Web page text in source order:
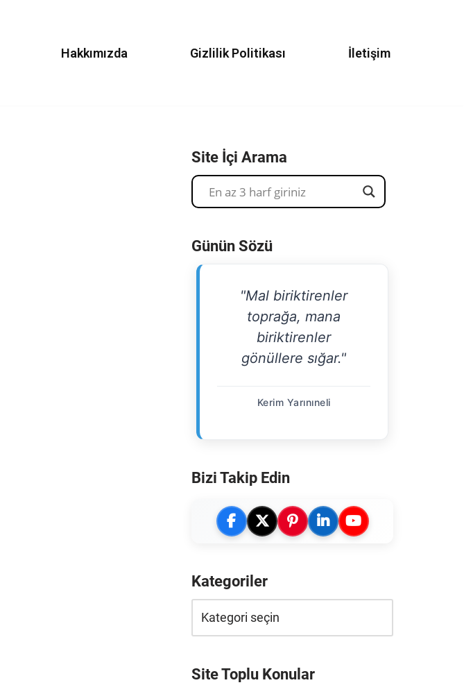
Hakkımızda Gizlilik Politikası İletişim
Site İçi Arama
Günün Sözü
"Mal biriktirenler
toprağa, mana
biriktirenler
gönüllere sığar."
Kerim Yarınıneli
Bizi Takip Edin
Kategoriler
Site Toplu Konular